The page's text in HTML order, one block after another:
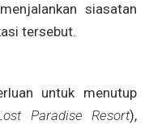
siasatan
tersebut.
untuk menutup
Paradise Resort),